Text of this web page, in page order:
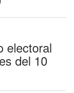
electoral
del 10